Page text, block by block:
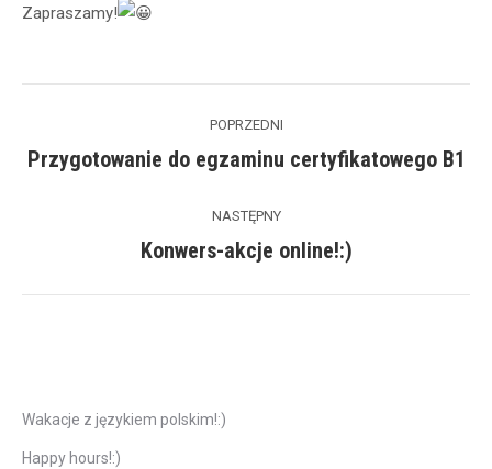
Zapraszamy!
navigation
POPRZEDNI
Previous
Przygotowanie do egzaminu certyfikatowego B1
NASTĘPNY
Next
Konwers-akcje online!:)
Wakacje z językiem polskim!:)
Happy hours!:)